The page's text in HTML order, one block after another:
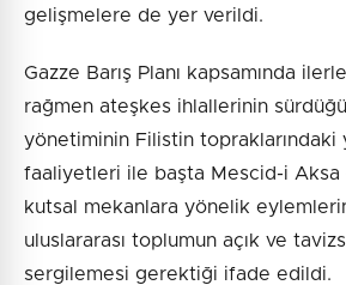
gelişmelere de yer verildi.
Gazze Barış Planı kapsamında
rağmen ateşkes ihlallerinin
yönetiminin Filistin topraklarındaki
faaliyetleri ile başta Mescid-i Aksa
kutsal mekanlara yönelik
uluslararası toplumun açık ve
sergilemesi gerektiği ifade edildi.